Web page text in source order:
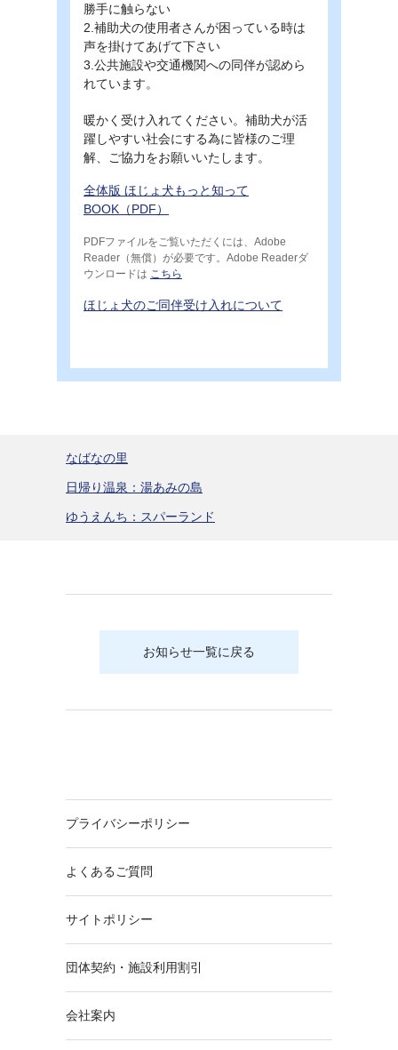
勝手に触らない
2.補助犬の使用者さんが困っている時は
声を掛けてあげて下さい
3.公共施設や交通機関への同伴が認めら
れています。
暖かく受け入れてください。補助犬が活
躍しやすい社会にする為に皆様のご理
解、ご協力をお願いいたします。
全体版 ほじょ犬もっと知って
BOOK（PDF）
PDFファイルをご覧いただくには、Adobe
Reader（無償）が必要です。Adobe Readerダ
ウンロードは こちら
ほじょ犬のご同伴受け入れについて
なばなの里
日帰り温泉：湯あみの島
ゆうえんち：スパーランド
お知らせ一覧に戻る
プライバシーポリシー
よくあるご質問
サイトポリシー
団体契約・施設利用割引
会社案内